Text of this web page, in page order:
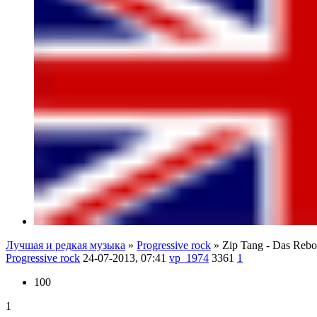
Лучшая и редкая музыка » Progressive rock » Zip Tang - Das
Progressive rock 24-07-2013, 07:41 vp_1974 3361 1
100
1